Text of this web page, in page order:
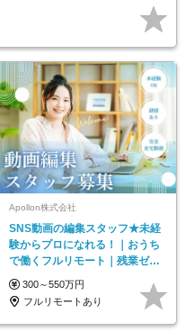
Apollon株式会社
SNS動画の編集スタッフ★未経
験からプロになれる！｜おうち
で働くフルリモート｜残業ゼロ
で18時退勤◎
300～550万円
フルリモートあり